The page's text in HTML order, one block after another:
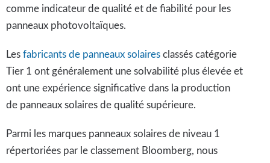
comme indicateur de qualité et de fiabilité pour les
panneaux photovoltaïques.
Les fabricants de panneaux solairesclassés catégorie
Tier 1 ont généralement une solvabilité plus élevée et
ont une expérience significative dans la production
de panneaux solaires de qualité supérieure.
Parmi les marques panneaux solaires de niveau 1
répertoriées par le classement Bloomberg, nous